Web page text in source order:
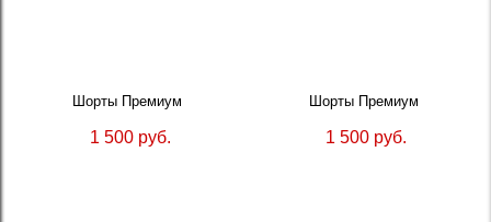
Шорты Премиум
1 500 руб.
Шорты Премиум
1 500 руб.